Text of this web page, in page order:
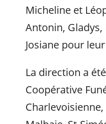
Micheline et
Antonin, Gladys,
Josiane pour
La direction a
Coopérative